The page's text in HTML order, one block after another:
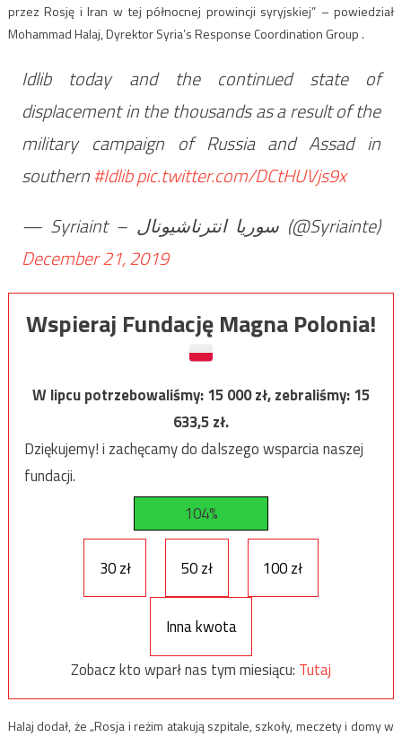
przez Rosję i Iran w tej północnej prowincji syryjskiej” – powiedział
Mohammad Halaj, Dyrektor Syria’s Response Coordination Group .
Idlib today and the continued state of
displacement in the thousands as a result of the
military campaign of Russia and Assad in
southern#Idlibpic.twitter.com/DCtHUVjs9x
— Syriaint – سوريا انترناشيونال (@Syriainte)
December 21, 2019
Wspieraj Fundację Magna Polonia!
W lipcu potrzebowaliśmy:15 000zł, zebraliśmy:15
633,5zł.
Dziękujemy! i zachęcamy do dalszego wsparcia naszej
fundacji.
104%
30 zł 50 zł 100 zł
Inna kwota
Zobacz kto wparł nas tym miesiącu: Tutaj
Halaj dodał, że „Rosja i reżim atakują szpitale, szkoły, meczety i domy w